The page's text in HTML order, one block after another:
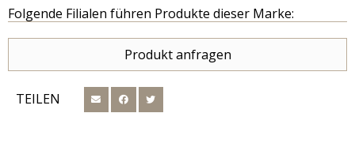
Folgende Filialen führen Produkte dieser Marke:
Produkt anfragen
TEILEN